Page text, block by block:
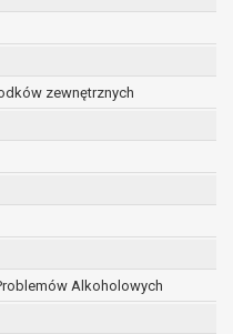
zewnętrznych
Alkoholowych
się z obowiązku
osobowych na
w przypadku gdy:
dotyczą
danych
okres pozwalający
sprawdzić
danych jest niezgodne
której dane
się usunięciu